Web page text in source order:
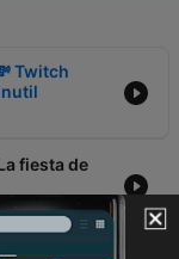
Twitch
fiesta de